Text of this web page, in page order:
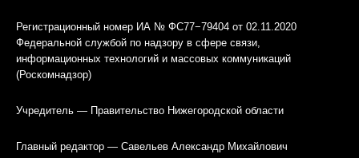
Регистрационный номер ИА № ФС77−79404 от 02.11.2020
Федеральной службой по надзору в сфере связи,
информационных технологий и массовых коммуникаций
(Роскомнадзор)
Учредитель — Правительство Нижегородской области
Главный редактор — Савельев Александр Михайлович